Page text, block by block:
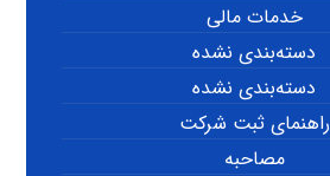
خدمات مالی
دسته‌بندی نشده
دسته‌بندی نشده
راهنمای ثبت شرکت
مصاحبه